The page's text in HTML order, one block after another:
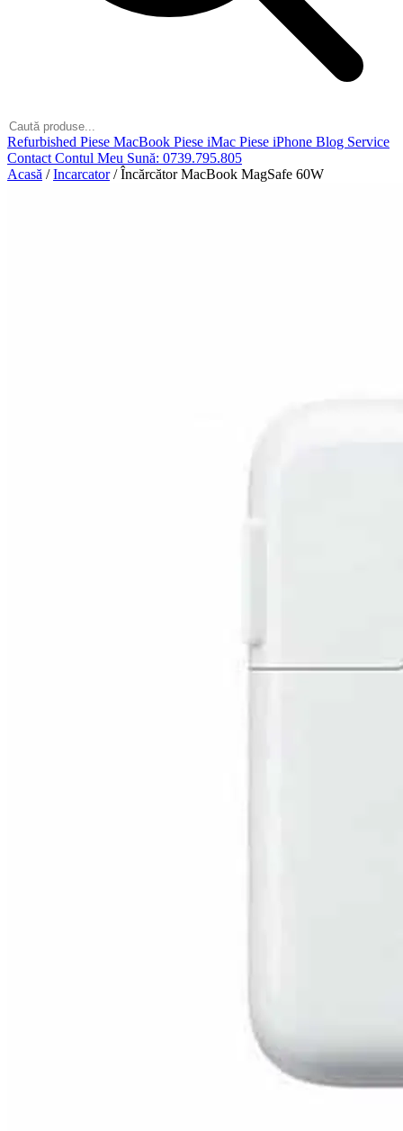
Refurbished Piese MacBook Piese iMac Piese iPhone Blog Service
Contact Contul Meu Sună: 0739.795.805
Acasă / Incarcator / Încărcător MacBook MagSafe 60W